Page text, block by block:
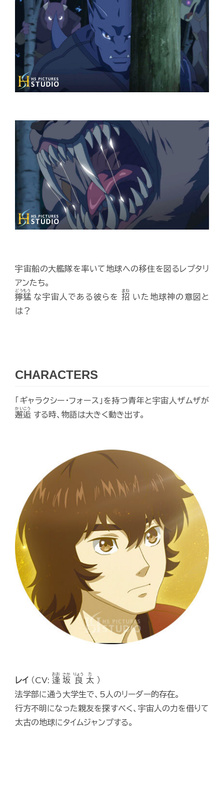
宇宙船の大艦隊を率いて地球への移住を図るレプタリ
アンたち。
獰猛
どうもう
な宇宙人である彼らを 招
まね
は？
CHARACTERS
「ギャラクシー・フォース」を持つ青年と宇宙人ザムザが
邂逅
かいこう
する時、物語は大きく動き出す。
レイ （CV: 逢
おお
坂
さか
良
りょう
太
た
）
法学部に通う大学生で、5人のリーダー的存在。
行方不明になった親友を探すべく、宇宙人の力を借りて
太古の地球にタイムジャンプする。